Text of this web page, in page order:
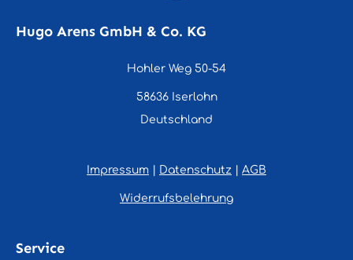
Hugo Arens GmbH & Co. KG
Hohler Weg 50-54
58636 Iserlohn
Deutschland
Impressum Datenschutz AGB
Widerrufsbelehrung
Service